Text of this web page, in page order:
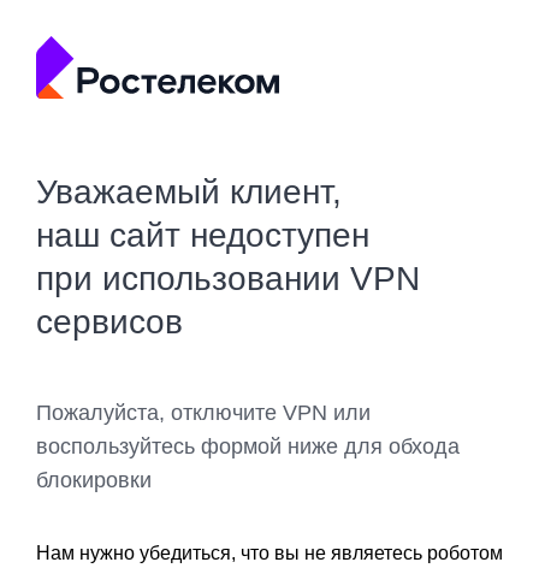
Уважаемый клиент,
наш сайт недоступен
при использовании VPN
сервисов
Пожалуйста, отключите VPN или
воспользуйтесь формой ниже для обхода
блокировки
Нам нужно убедиться, что вы не являетесь роботом